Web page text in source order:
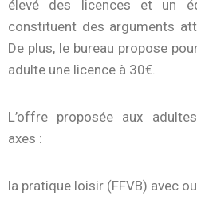
élevé des licences et un
constituent des arguments
De plus, le bureau propose
adulte une licence à 30€.
L’offre proposée aux
axes :
la pratique loisir (FFVB) avec